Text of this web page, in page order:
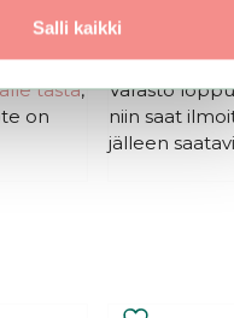
Salli kaikki
tästä,
on
0
:
s
t
25,99€
Varasto
niin saat
jälleen